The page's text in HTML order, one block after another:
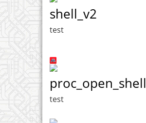
shell_v2
test
proc_open_shell
test